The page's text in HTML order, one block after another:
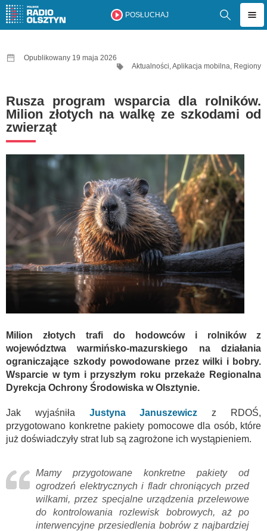
POSŁUCHAJ
Opublikowany 19 maja 2026
Aktualności,Aplikacja mobilna, Regiony
Rusza program wsparcia dla rolników.
Milion złotych na walkę ze szkodami od
zwierząt
Milion złotych trafi do hodowców i rolników z
województwa warmińsko-mazurskiego na działania
ograniczające szkody powodowane przez wilki i bobry.
Wsparcie w tym i przyszłym roku przekaże Regionalna
Dyrekcja Ochrony Środowiska w Olsztynie.
Jak wyjaśniła Justyna Januszewicz z RDOŚ,
przygotowano konkretne pakiety pomocowe dla osób, które
już doświadczyły strat lub są zagrożone ich wystąpieniem.
Mamy przygotowane konkretne pakiety od
ogrodzeń elektrycznych i fladr chroniących przed
wilkami, przez specjalne urządzenia przelewowe
do kontrolowania rozlewisk bobrowych, aż po
interwencyjne przesiedlenia bobrów z najbardziej